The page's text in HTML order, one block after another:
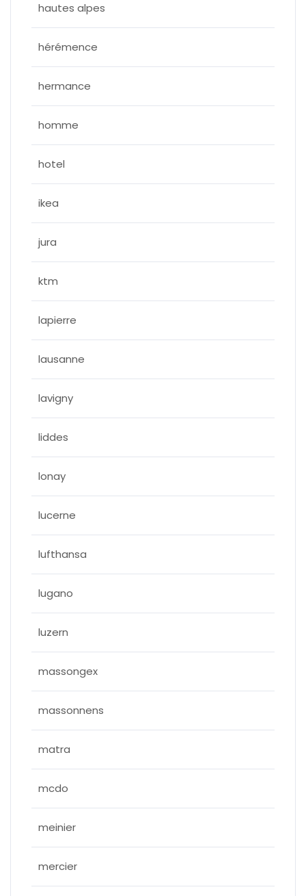
hautes alpes
hérémence
hermance
homme
hotel
ikea
jura
ktm
lapierre
lausanne
lavigny
liddes
lonay
lucerne
lufthansa
lugano
luzern
massongex
massonnens
matra
mcdo
meinier
mercier